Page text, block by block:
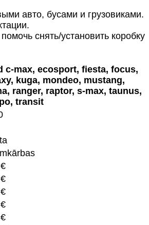
авто, бусами и грузовиками.
снять/установить коробку
c-max, ecosport, fiesta, focus,
kuga, mondeo, mustang,
ranger, raptor, s-max, taunus,
transit